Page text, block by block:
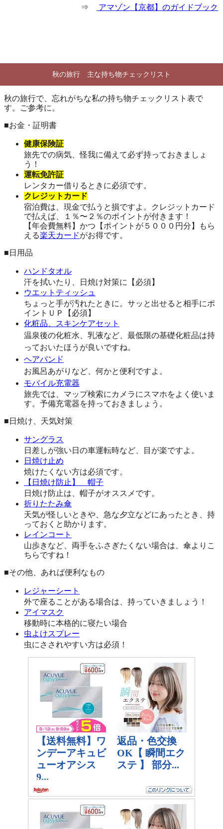
⇒ アマゾン【京都】のガイドブック
秋の旅行 主な持ち物チェックリスト
秋の旅行で、忘れがちな私の持ち物チェックリスト表で
す。ご参考に。
■お金・証明書
健康保険証
旅先での病気、怪我に備えて必ず持っておきましょ
う！
運転免許証
レンタカー借りるときに必須です。
クレジットカード
宿泊費は、現金で払うと損ですよ。クレジットカード
で払えば、１％〜２％のポイントが付きます！
【年会費無料】かつ【ポイントが５０００円分】もら
える楽天カードがお得です。
■日用品
ハンドタオル
汗を拭いたり、日焼け対策に【必須】
ウエットティッシュ
ちょっと手が汚れたときに。サッと出せると相手にポ
イントＵＰ【必須】
化粧品、スキンケアセット
温泉後の化粧水、乳液など、最低限の基礎化粧品は持
っておいたほうが良いですね。
ヘアバンド
お風呂あがりなど、何かと便利ですよ。
モバイル充電器
旅先では、マップ検索にカメラにスマホをよく使いま
す。予備充電器を持っておきましょう。
■日焼け、天気対策
サングラス
日差しが強い日の車運転時など、目が楽ですよ。
日焼け止め
焼けたくない方は必須です。
【日焼け防止】 帽子
日焼け防止は、帽子がオススメです。
折りたたみ傘
天気が怪しいときや、急な夕立などにあったとき、持
っておくと助かります。
レインコート
山歩きなど、両手をふさぎたくない場合は、傘よりこ
ちらですね！
■その他、あれば便利なもの
レジャーシート
外で座ることがある場合は、持っていきましょう！
アイマスク
移動時に本格的に寝たい場合
虫よけスプレー
虫にさされやすい方は必須！